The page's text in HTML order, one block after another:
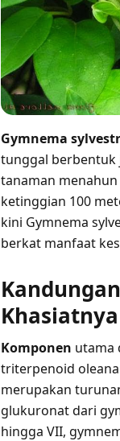
Gymnema
tunggal berbentuk
tanaman
ketinggian 100
kini Gymnema
berkat manfaat
Khasiatnya
Komponen utama
triterpenoid
merupakan
glukuronat dari
hingga VII,